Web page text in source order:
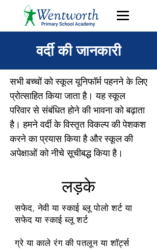
वर्दी की जानकारी
सभी बच्चों को स्कूल यूनिफॉर्म पहनने के लिए
प्रोत्साहित किया जाता है। यह स्कूल
परिवार से संबंधित होने की भावना को बढ़ाता
है। हमने वर्दी के विस्तृत विकल्प की पेशकश
करने का प्रयास किया है और स्कूल की
अपेक्षाओं को नीचे सूचीबद्ध किया है।
लड़के
सफेद, नेवी या स्काई ब्लू पोलो शर्ट या
सफेद या स्काई ब्लू शर्ट
ग्रे या काले रंग की पतलून या शॉर्ट्स